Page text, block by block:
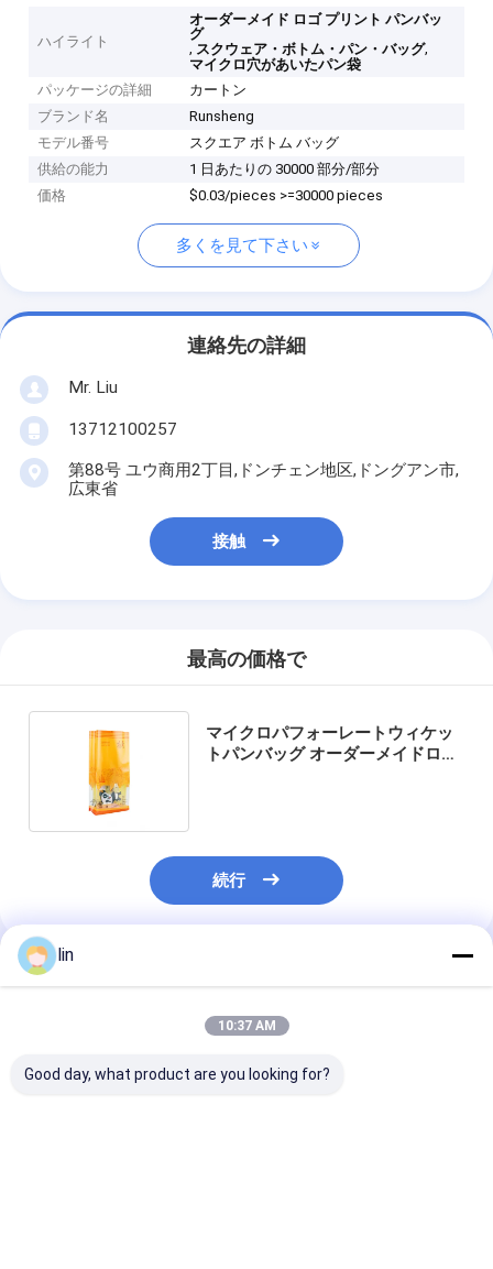
ハイライト
オーダーメイド ロゴ プリント パンバッ
グ
, スクウェア・ボトム・パン・バッグ,
マイクロ穴があいたパン袋
パッケージの詳細
カートン
ブランド名
Runsheng
モデル番号
スクエア ボトム バッグ
供給の能力
1 日あたりの 30000 部分/部分
価格
$0.03/pieces >=30000 pieces
多くを見て下さい
連絡先の詳細
Mr. Liu
13712100257
第88号 ユウ商用2丁目,ドンチェン地区,ドングアン市,
広東省
接触
最高の価格で
マイクロパフォーレートウィケッ
トパンバッグ オーダーメイドロゴ
続行
推薦されたプロダクト
lin
10:37 AM
Good day, what product are you looking for?